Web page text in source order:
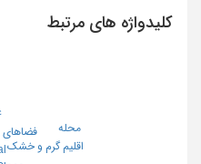
کلیدواژه های مرتبط
اقليم گرم و خشك
محله